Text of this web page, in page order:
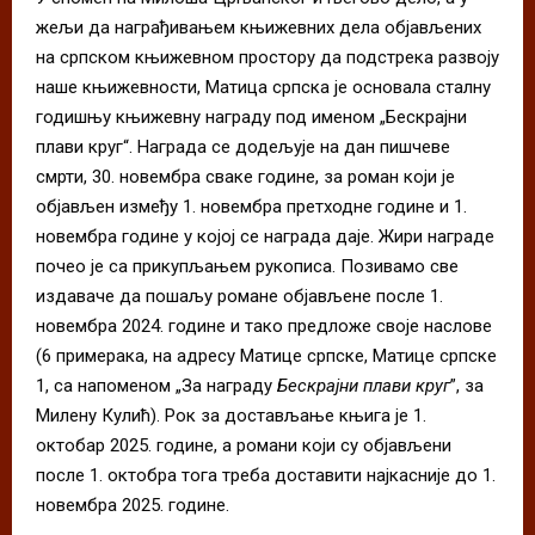
жељи да награђивањем књижевних дела објављених
на српском књижевном простору да подстрека развоју
наше књижевности, Матица српска је основала сталну
годишњу књижевну награду под именом „Бескрајни
плави круг“. Награда се додељује на дан пишчеве
смрти, 30. новембра сваке године, за роман који је
објављен између 1. новембра претходне године и 1.
новембра године у којој се награда даје. Жири награде
почео је са прикупљањем рукописа. Позивамо све
издаваче да пошаљу романе објављене после 1.
новембра 2024. године и тако предложе своје наслове
(6 примерака, на адресу Матице српске, Матице српске
1, са напоменом „За награду Бескрајни плави круг”, за
Милену Кулић). Рок за достављање књига је 1.
октобар 2025. године, а романи који су објављени
после 1. октобра тога треба доставити најкасније до 1.
новембра 2025. године.